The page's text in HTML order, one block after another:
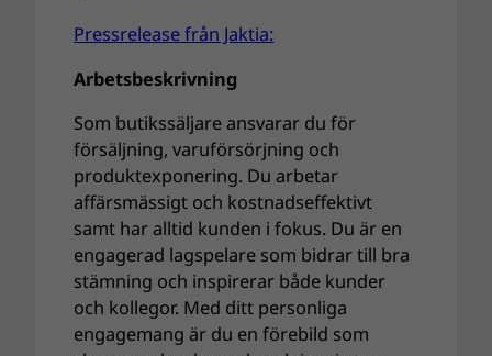
Pressrelease från Jaktia:
Arbetsbeskrivning
Som butikssäljare ansvarar du för
försäljning, varuförsörjning och
produktexponering. Du arbetar
affärsmässigt och kostnadseffektivt
samt har alltid kunden i fokus. Du är en
engagerad lagspelare som bidrar till bra
stämning och inspirerar både kunder
och kollegor. Med ditt personliga
engagemang är du en förebild som